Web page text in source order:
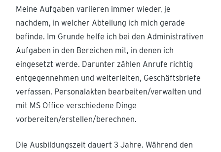
Meine Aufgaben variieren immer wieder, je
nachdem, in welcher Abteilung ich mich gerade
befinde. Im Grunde helfe ich bei den Administrativen
Aufgaben in den Bereichen mit, in denen ich
eingesetzt werde. Darunter zählen Anrufe richtig
entgegennehmen und weiterleiten, Geschäftsbriefe
verfassen, Personalakten bearbeiten/verwalten und
mit MS Office verschiedene Dinge
vorbereiten/erstellen/berechnen.
Die Ausbildungszeit dauert 3 Jahre. Während den